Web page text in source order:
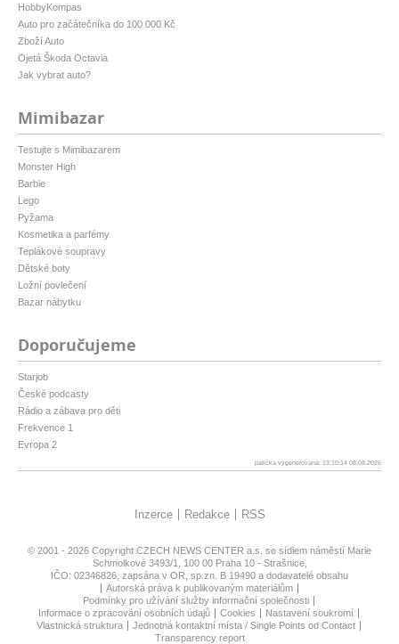
HobbyKompas
Auto pro začátečníka do 100 000 Kč
Zboží Auto
Ojetá Škoda Octavia
Jak vybrat auto?
Mimibazar
Testujte s Mimibazarem
Monster High
Barbie
Lego
Pyžama
Kosmetika a parfémy
Teplákové soupravy
Dětské boty
Ložní povlečení
Bazar nábytku
Doporučujeme
Starjob
České podcasty
Rádio a zábava pro děti
Frekvence 1
Evropa 2
patička vygenerovaná: 13:10:14 08.08.2026
Inzerce Redakce RSS
© 2001 - 2026 Copyright CZECH NEWS CENTER a.s. se sídlem náměstí Marie
Schmolkové 3493/1, 100 00 Praha 10 - Strašnice,
IČO: 02346826, zapsána v OR, sp.zn. B 19490 a dodavatelé obsahu
Autorská práva k publikovaným materiálům
Podmínky pro užívání služby informační společnosti
Informace o zpracování osobních údajů
Cookies
Nastavení soukromí
Vlastnická struktura
Jednotná kontaktní místa / Single Points od Contact
Transparency report